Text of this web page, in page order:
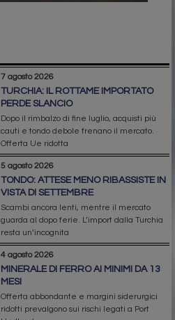
7 agosto 2026
TURCHIA: IL ROTTAME IMPORTATO
PERDE SLANCIO
Dopo il rimbalzo di fine luglio, acquisti più
cauti e tondo debole frenano il mercato.
Offerta Ue ridotta
5 agosto 2026
TONDO: ATTESE MENO RIBASSISTE IN
VISTA DI SETTEMBRE
Scambi ancora lenti, mentre il mercato
guarda al dopo ferie. L’import dalla Turchia
resta un’incognita
4 agosto 2026
MINERALE DI FERRO AI MINIMI DA 13
MESI
Offerta abbondante e margini siderurgici
ridotti prevalgono sui rischi legati a Port